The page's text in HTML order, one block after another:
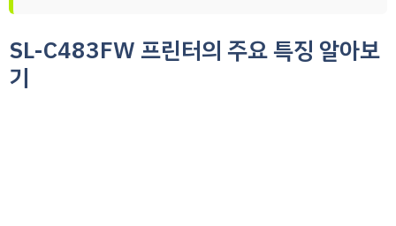
SL-C483FW 프린터의 주요 특징 알아보
기